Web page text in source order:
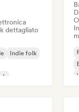
dettagliato
Indie folk